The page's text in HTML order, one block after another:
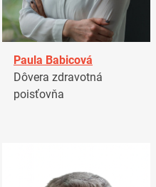
Paula Babicová
Dôvera zdravotná
poisťovňa